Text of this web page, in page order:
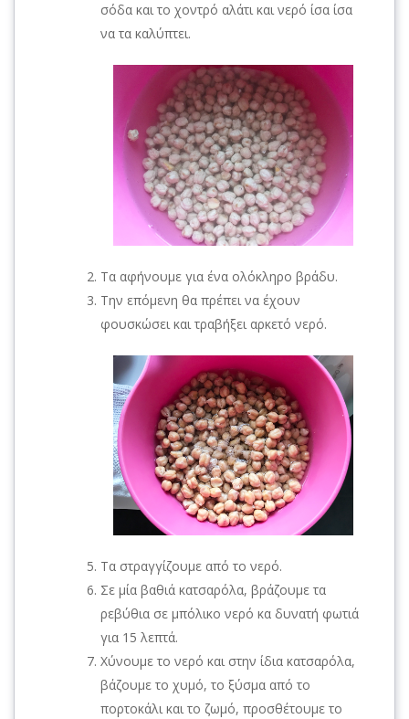
σόδα και το χοντρό αλάτι και νερό ίσα ίσα
να τα καλύπτει.
Τα αφήνουμε για ένα ολόκληρο βράδυ.
Την επόμενη θα πρέπει να έχουν
φουσκώσει και τραβήξει αρκετό νερό.
Τα στραγγίζουμε από το νερό.
Σε μία βαθιά κατσαρόλα, βράζουμε τα
ρεβύθια σε μπόλικο νερό κα δυνατή φωτιά
για 15 λεπτά.
Χύνουμε το νερό και στην ίδια κατσαρόλα,
βάζουμε το χυμό, το ξύσμα από το
πορτοκάλι και το ζωμό, προσθέτουμε το